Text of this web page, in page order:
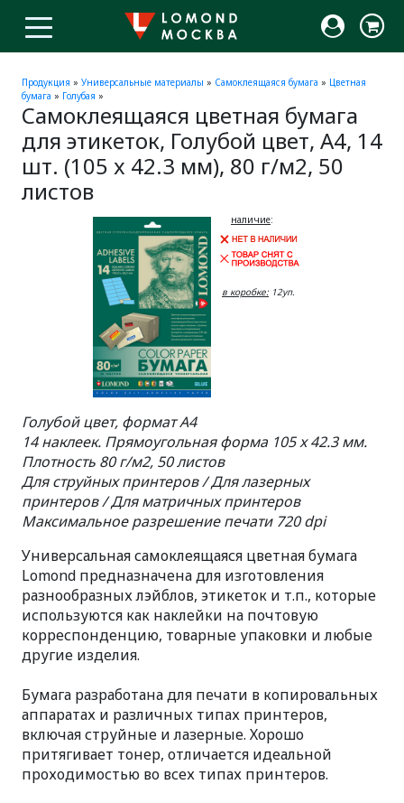
Продукция » Универсальные материалы » Самоклеящаяся бумага » Цветная
бумага » Голубая »
Самоклеящаяся цветная бумага
для этикеток, Голубой цвет, A4, 14
шт. (105 x 42.3 мм), 80 г/м2, 50
листов
наличие:
в коробке: 12уп.
Голубой цвет, формат A4
14 наклеек. Прямоугольная форма 105 x 42.3 мм.
Плотность 80 г/м2, 50 листов
Для струйных принтеров / Для лазерных
принтеров / Для матричных принтеров
Максимальное разрешение печати 720 dpi
Универсальная самоклеящаяся цветная бумага
Lomond предназначена для изготовления
разнообразных лэйблов, этикеток и т.п., которые
используются как наклейки на почтовую
корреспонденцию, товарные упаковки и любые
другие изделия.
Бумага разработана для печати в копировальных
аппаратах и различных типах принтеров,
включая струйные и лазерные. Хорошо
притягивает тонер, отличается идеальной
проходимостью во всех типах принтеров.